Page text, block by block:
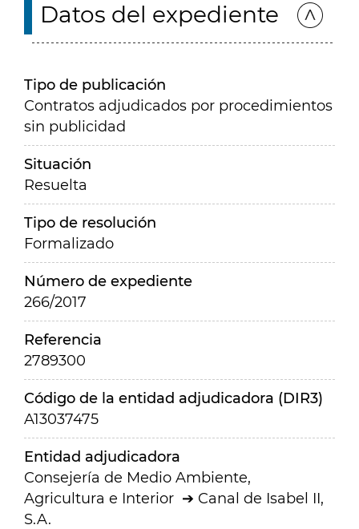
Datos del expediente
Tipo de publicación
Contratos adjudicados por procedimientos
sin publicidad
Situación
Resuelta
Tipo de resolución
Formalizado
Número de expediente
266/2017
Referencia
2789300
Código de la entidad adjudicadora (DIR3)
A13037475
Entidad adjudicadora
Consejería de Medio Ambiente,
Agricultura e Interior
Canal de Isabel II,
S.A.